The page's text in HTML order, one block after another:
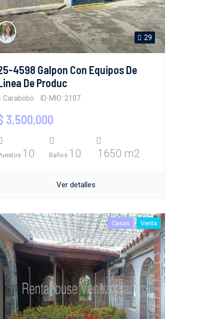
29
4598 Galpon Con Equipos De
De Produc
Carabobo ID-MIO: 2107
3,500,000
10 Baños 10 1650 m2
Ver detalles
Casas Venta